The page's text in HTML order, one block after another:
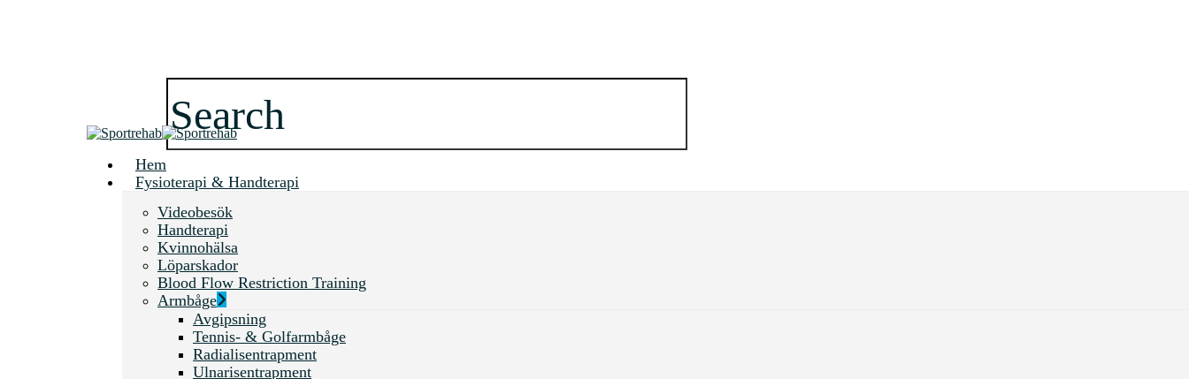
Close
Search
search
Menu
Hem
Fysioterapi & Handterapi
Videobesök
Handterapi
Kvinnohälsa
Löparskador
Blood Flow Restriction Training
Armbåge
Avgipsning
Tennis- & Golfarmbåge
Radialisentrapment
Ulnarisentrapment